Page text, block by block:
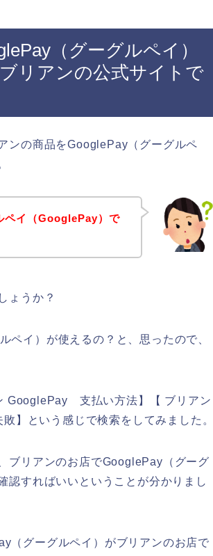
（グーグルペイ）
リアンの公式サイトで
ンの商品をGooglePay（グーグルペ
ペイ（GooglePay）で
ょうか？
ペイ）が使えるの？と、思ったので、
GooglePay 支払い方法】【 ブリアン
】という感じで検索をしてみました。
ブリアンのお店でGooglePay（グーグ
認すればいいということが分かりまし
（グーグルペイ）がブリアンのお店で